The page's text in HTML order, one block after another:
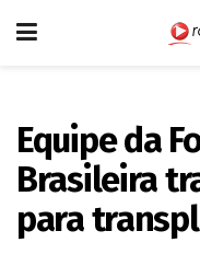
Equipe da
Brasileira
para